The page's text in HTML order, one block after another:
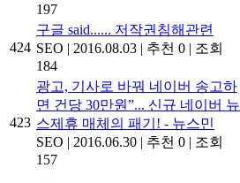
197
424
구글 said...... 저작권침해관련
SEO | 2016.08.03 | 추천 0 | 조회
184
423
광고, 기사로 바꿔 네이버 송고하
면 건당 30만원”... 신규 네이버 뉴
스제휴 매체의 패기! - 뉴스민
SEO | 2016.06.30 | 추천 0 | 조회
157